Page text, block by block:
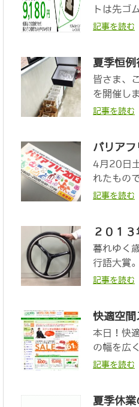
トは先ゴ
記事を読む
夏季恒例
皆さま、
を開催し
記事を読む
バリア
4月20日
れたもの
記事を読む
２０１３
暮れゆく
行語大賞
記事を読む
快適空間
本日！快
の幅を広
記事を読む
夏季休業